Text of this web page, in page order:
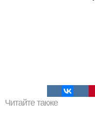
Читайте также